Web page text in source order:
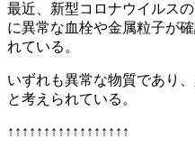
最近、新型コロナウイルス
に異常な血栓や金属粒子が
れている。
いずれも異常な物質であり
と考えられている。
↑↑↑↑↑↑↑↑↑↑↑↑↑↑↑↑↑